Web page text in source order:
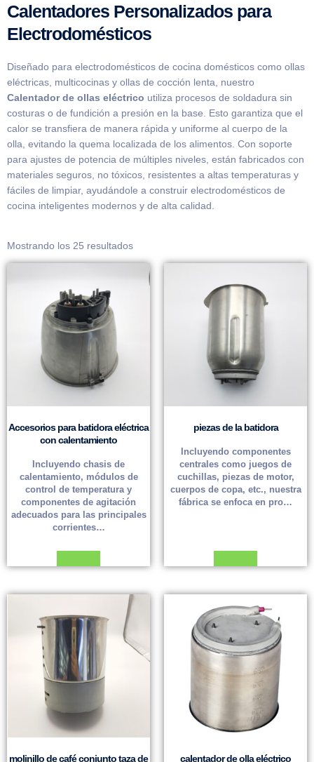
Calentadores Personalizados para
Electrodomésticos
Diseñado para electrodomésticos de cocina domésticos como ollas
eléctricas, multicocinas y ollas de cocción lenta, nuestro
Calentador de ollas eléctrico utiliza procesos de soldadura sin
costuras o de fundición a presión en la base. Esto garantiza que el
calor se transfiera de manera rápida y uniforme al cuerpo de la
olla, evitando la quema localizada de los alimentos. Con soporte
para ajustes de potencia de múltiples niveles, están fabricados con
materiales seguros, no tóxicos, resistentes a altas temperaturas y
fáciles de limpiar, ayudándole a construir electrodomésticos de
cocina inteligentes modernos y de alta calidad.
Mostrando los 25 resultados
Accesorios para batidora eléctrica
con calentamiento
Incluyendo chasis de
calentamiento, módulos de
control de temperatura y
componentes de agitación
adecuados para las principales
corrientes…
piezas de la batidora
Incluyendo componentes
centrales como juegos de
cuchillas, piezas de motor,
cuerpos de copa, etc., nuestra
fábrica se enfoca en pro…
molinillo de café conjunto taza de
calentador de olla eléctrico